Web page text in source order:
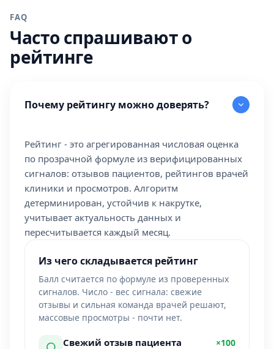
FAQ
Часто спрашивают о
рейтинге
Почему рейтингу можно доверять?
Рейтинг - это агрегированная числовая оценка
по прозрачной формуле из верифицированных
сигналов: отзывов пациентов, рейтингов врачей
клиники и просмотров. Алгоритм
детерминирован, устойчив к накрутке,
учитывает актуальность данных и
пересчитывается каждый месяц.
Из чего складывается рейтинг
Балл считается по формуле из проверенных
сигналов. Число - вес сигнала: свежие
отзывы и сильная команда врачей решают,
массовые просмотры - почти нет.
Свежий отзыв пациента ×100